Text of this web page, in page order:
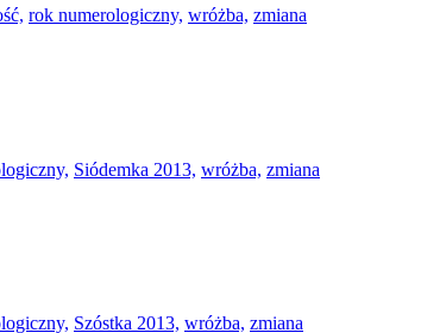
rok numerologiczny, wróżba, zmiana
Siódemka 2013, wróżba, zmiana
Szóstka 2013, wróżba, zmiana